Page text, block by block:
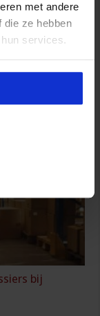
met andere
die ze hebben
services.
en
bij